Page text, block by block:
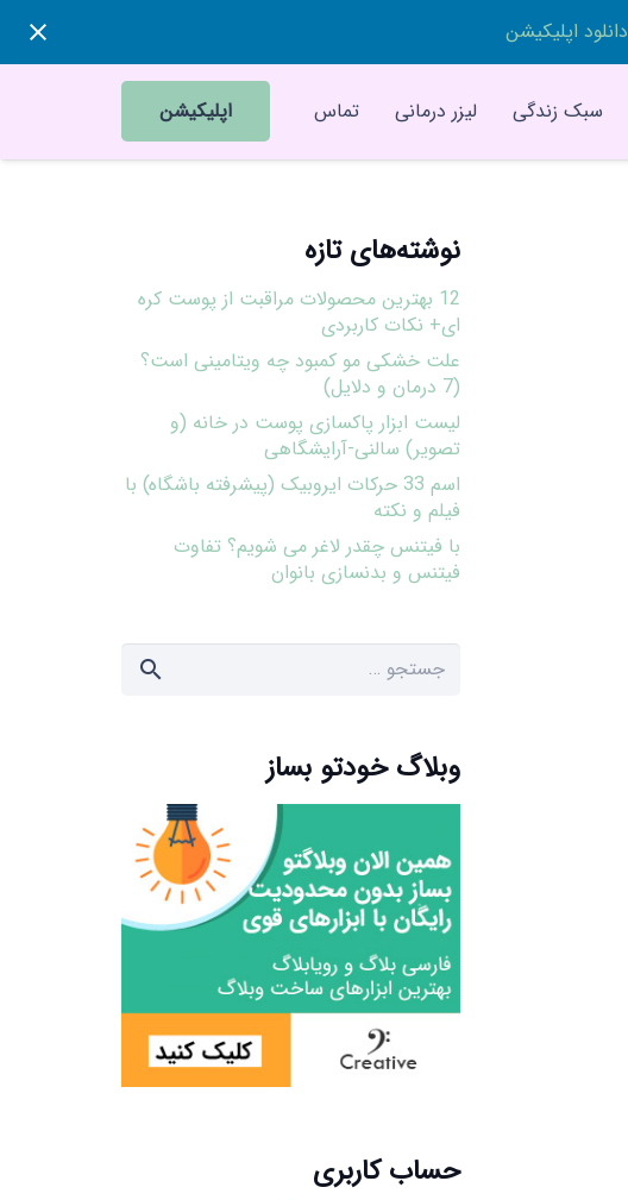
دانلود اپلیکیشن
سبک زندگی لیزر درمانی تماس اپلیکیشن
نوشته‌های تازه
12 بهترین محصولات مراقبت از پوست کره
ای+ نکات کاربردی
علت خشکی مو کمبود چه ویتامینی است؟
(7 درمان و دلایل)
لیست ابزار پاکسازی پوست در خانه (و
تصویر) سالنی-آرایشگاهی
اسم 33 حرکات ایروبیک (پیشرفته باشگاه) با
فیلم و نکته
با فیتنس چقدر لاغر می شویم؟ تفاوت
فیتنس و بدنسازی بانوان
جستجو
وبلاگ خودتو بساز
حساب کاربری